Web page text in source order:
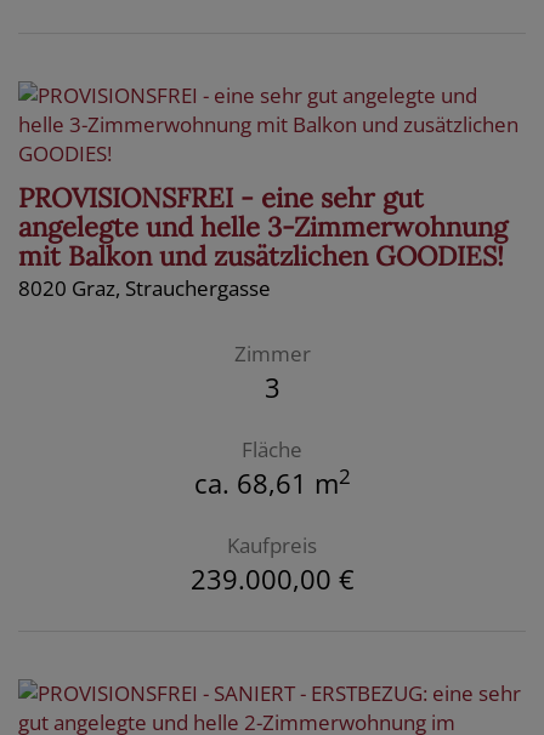
PROVISIONSFREI - eine sehr gut
angelegte und helle 3-Zimmerwohnung
mit Balkon und zusätzlichen GOODIES!
8020 Graz, Strauchergasse
Zimmer
3
Fläche
ca. 68,61 m2
Kaufpreis
239.000,00 €